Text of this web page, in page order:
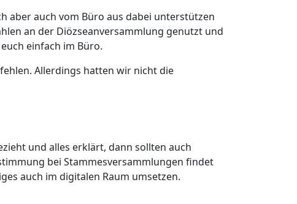
aber auch vom Büro aus dabei unterstützen
an der Diözseanversammlung genutzt und
einfach im Büro.
Allerdings hatten wir nicht die
und alles erklärt, dann sollten auch
bei Stammesversammlungen findet
auch im digitalen Raum umsetzen.